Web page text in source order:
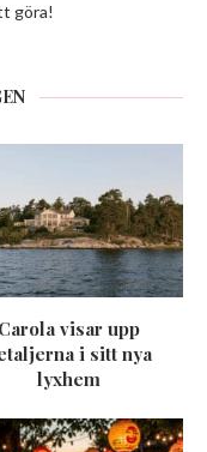
göra!
Carola visar upp
i sitt nya
lyxhem